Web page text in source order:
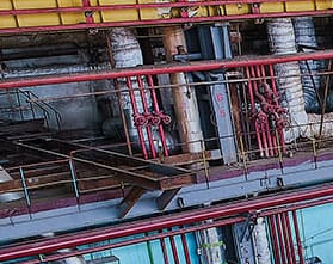
почетной грамотой